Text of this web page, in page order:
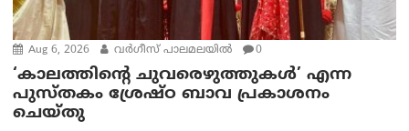
Aug 6, 2026 വര്‍ഗീസ് പാലമലയില്‍ 0
‘കാലത്തിന്‍റെ ചുവരെഴുത്തുകള്‍’ എന്ന
പുസ്തകം ശ്രേഷ്ഠ ബാവ പ്രകാശനം
ചെയ്തു